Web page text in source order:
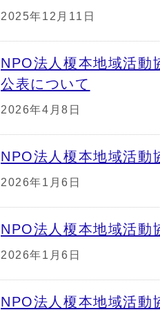
2025年12月11日
NPO法人榎本地域活
公表について
2026年4月8日
NPO法人榎本地域活動
2026年1月6日
NPO法人榎本地域活動
2026年1月6日
NPO法人榎本地域活動